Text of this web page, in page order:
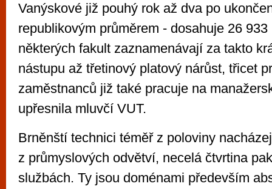
Vanýskové již pouhý rok až dva po
republikovým průměrem - dosahuje 26
některých fakult zaznamenávají za takto
nástupu až třetinový platový nárůst, třicet
zaměstnanců již také pracuje na
upřesnila mluvčí VUT.
Brněnští technici téměř z poloviny
z průmyslových odvětví, necelá čtvrtina
službách. Ty jsou doménami především